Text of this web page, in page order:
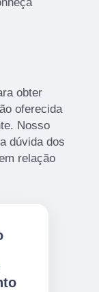
obter
oferecida
Nosso
dúvida dos
relação